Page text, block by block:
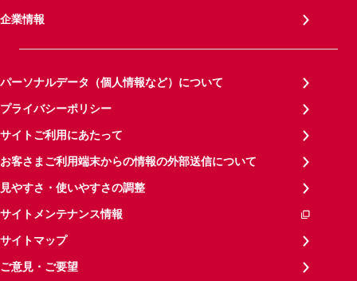
企業情報
パーソナルデータ（個人情報など）について
プライバシーポリシー
サイトご利用にあたって
お客さまご利用端末からの情報の外部送信について
見やすさ・使いやすさの調整
サイトメンテナンス情報
サイトマップ
ご意見・ご要望